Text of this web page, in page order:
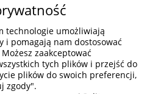
Robocze ogrodniczki o
High Visibility -
technologie umożliwiają
i pomagają nam dostosować
zaakceptować
tych plików i przejść do
plików do swoich preferencji,
zgody".